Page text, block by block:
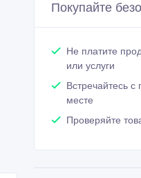
Покупайте
Не платите
или услуги
Встречайтесь
месте
Проверяйте